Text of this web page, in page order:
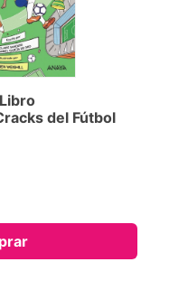
del Fútbol